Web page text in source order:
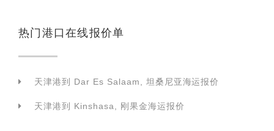
热门港口在线报价单
天津港到 Dar Es Salaam, 坦桑尼亚海运报价
天津港到 Kinshasa, 刚果金海运报价